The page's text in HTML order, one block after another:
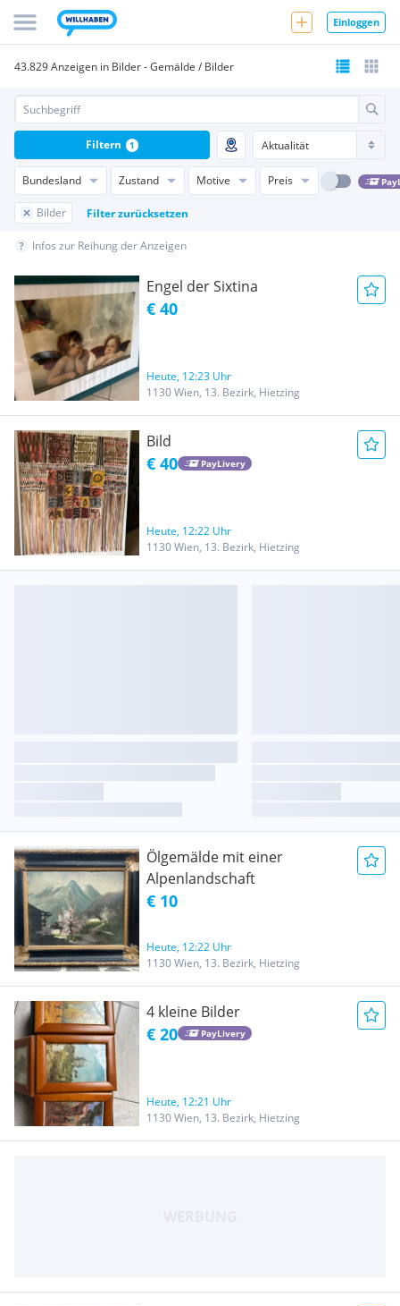
Einloggen
43.829 Anzeigen in Bilder - Gemälde / Bilder
Bundesland Zustand Motive Preis
Bilder Filter zurücksetzen
Filtern 1
Infos zur Reihung der Anzeigen
Engel der Sixtina
€ 40
Heute, 12:23 Uhr
1130 Wien, 13. Bezirk, Hietzing
Bild
€ 40 PayLivery
Heute, 12:22 Uhr
1130 Wien, 13. Bezirk, Hietzing
Ölgemälde mit einer
Alpenlandschaft
€ 10
Heute, 12:22 Uhr
1130 Wien, 13. Bezirk, Hietzing
4 kleine Bilder
€ 20 PayLivery
Heute, 12:21 Uhr
1130 Wien, 13. Bezirk, Hietzing